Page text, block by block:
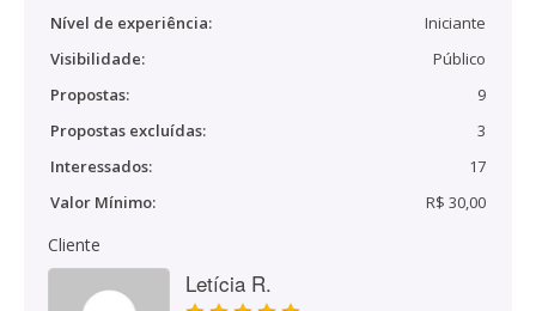
Nível de experiência:
Iniciante
Visibilidade:
Público
Propostas:
9
Propostas excluídas:
3
Interessados:
17
Valor Mínimo:
R$ 30,00
Cliente
Letícia R.